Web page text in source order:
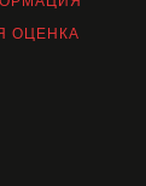
ОЦЕНКА